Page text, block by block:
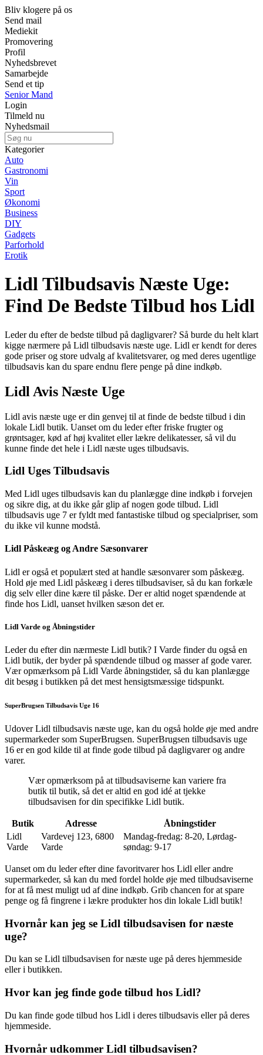
Bliv klogere på os
Send mail
Mediekit
Promovering
Profil
Nyhedsbrevet
Samarbejde
Send et tip
Senior Mand
Login
Tilmeld nu
Nyhedsmail
Kategorier
Auto
Gastronomi
Vin
Sport
Økonomi
Business
DIY
Gadgets
Parforhold
Erotik
Lidl Tilbudsavis Næste Uge:
Find De Bedste Tilbud hos Lidl
Leder du efter de bedste tilbud på dagligvarer? Så burde du helt klart
kigge nærmere på Lidl tilbudsavis næste uge. Lidl er kendt for deres
gode priser og store udvalg af kvalitetsvarer, og med deres ugentlige
tilbudsavis kan du spare endnu flere penge på dine indkøb.
Lidl Avis Næste Uge
Lidl avis næste uge er din genvej til at finde de bedste tilbud i din
lokale Lidl butik. Uanset om du leder efter friske frugter og
grøntsager, kød af høj kvalitet eller lækre delikatesser, så vil du
kunne finde det hele i Lidl næste uges tilbudsavis.
Lidl Uges Tilbudsavis
Med Lidl uges tilbudsavis kan du planlægge dine indkøb i forvejen
og sikre dig, at du ikke går glip af nogen gode tilbud. Lidl
tilbudsavis uge 7 er fyldt med fantastiske tilbud og specialpriser, som
du ikke vil kunne modstå.
Lidl Påskeæg og Andre Sæsonvarer
Lidl er også et populært sted at handle sæsonvarer som påskeæg.
Hold øje med Lidl påskeæg i deres tilbudsaviser, så du kan forkæle
dig selv eller dine kære til påske. Der er altid noget spændende at
finde hos Lidl, uanset hvilken sæson det er.
Lidl Varde og Åbningstider
Leder du efter din nærmeste Lidl butik? I Varde finder du også en
Lidl butik, der byder på spændende tilbud og masser af gode varer.
Vær opmærksom på Lidl Varde åbningstider, så du kan planlægge
dit besøg i butikken på det mest hensigtsmæssige tidspunkt.
SuperBrugsen Tilbudsavis Uge 16
Udover Lidl tilbudsavis næste uge, kan du også holde øje med andre
supermarkeder som SuperBrugsen. SuperBrugsen tilbudsavis uge
16 er en god kilde til at finde gode tilbud på dagligvarer og andre
varer.
Vær opmærksom på at tilbudsaviserne kan variere fra
butik til butik, så det er altid en god idé at tjekke
tilbudsavisen for din specifikke Lidl butik.
Butik Adresse
Åbningstider
Lidl
Varde
Vardevej 123, 6800
Varde
Mandag-fredag: 8-20, Lørdag-
søndag: 9-17
Uanset om du leder efter dine favoritvarer hos Lidl eller andre
supermarkeder, så kan du med fordel holde øje med tilbudsaviserne
for at få mest muligt ud af dine indkøb. Grib chancen for at spare
penge og få fingrene i lækre produkter hos din lokale Lidl butik!
Hvornår kan jeg se Lidl tilbudsavisen for næste
uge?
Du kan se Lidl tilbudsavisen for næste uge på deres hjemmeside
eller i butikken.
Hvor kan jeg finde gode tilbud hos Lidl?
Du kan finde gode tilbud hos Lidl i deres tilbudsavis eller på deres
hjemmeside.
Hvornår udkommer Lidl tilbudsavisen?